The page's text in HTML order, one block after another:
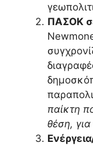
ΠΑΣΟΚ
παίκτη
θέση, για